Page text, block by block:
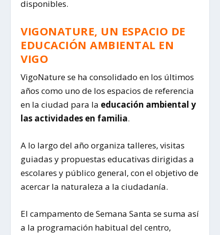
disponibles.
VIGONATURE, UN ESPACIO DE
EDUCACIÓN AMBIENTAL EN
VIGO
VigoNature se ha consolidado en los últimos
años como uno de los espacios de referencia
en la ciudad para la educación ambiental y
las actividades en familia.
A lo largo del año organiza talleres, visitas
guiadas y propuestas educativas dirigidas a
escolares y público general, con el objetivo de
acercar la naturaleza a la ciudadanía.
El campamento de Semana Santa se suma así
a la programación habitual del centro,